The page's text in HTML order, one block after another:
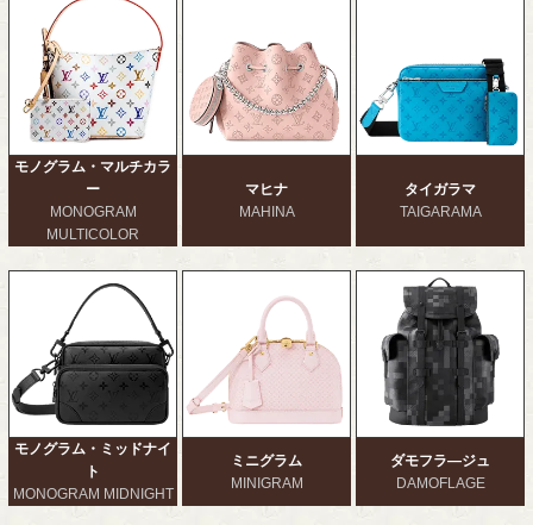
モノグラム・マルチカラ
ー
MONOGRAM
MULTICOLOR
マヒナ
MAHINA
タイガラマ
TAIGARAMA
モノグラム・ミッドナイ
ト
MONOGRAM MIDNIGHT
ミニグラム
MINIGRAM
ダモフラ―ジュ
DAMOFLAGE